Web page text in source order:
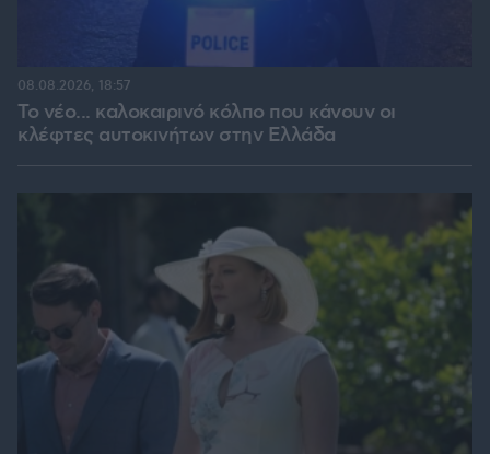
Το νέο... καλοκαιρινό κόλπο που κάνουν οι
κλέφτες αυτοκινήτων στην Ελλάδα
08.08.2026, 18:57